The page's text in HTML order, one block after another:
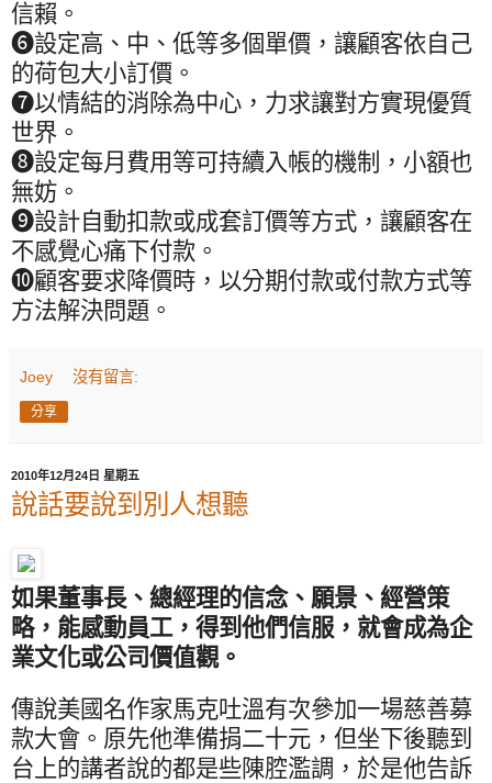
信賴。
❻設定高、中、低等多個單價，讓顧客依自己
的荷包大小訂價。
❼以情結的消除為中心，力求讓對方實現優質
世界。
❽設定每月費用等可持續入帳的機制，小額也
無妨。
❾設計自動扣款或成套訂價等方式，讓顧客在
不感覺心痛下付款。
❿顧客要求降價時，以分期付款或付款方式等
方法解決問題。
Joey 沒有留言:
分享
2010年12月24日 星期五
說話要說到別人想聽
如果董事長、總經理的信念、願景、經營策
略，能感動員工，得到他們信服，就會成為企
業文化或公司價值觀。
傳說美國名作家馬克吐溫有次參加一場慈善募
款大會。原先他準備捐二十元，但坐下後聽到
台上的講者說的都是些陳腔濫調，於是他告訴